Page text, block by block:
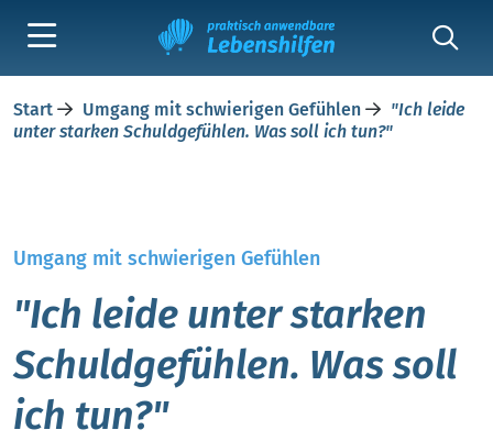
Start Umgang mit schwierigen Gefühlen
"Ich leide
unter starken Schuldgefühlen. Was soll ich tun?"
Umgang mit schwierigen Gefühlen
"Ich leide unter starken
Schuldgefühlen. Was soll
ich tun?"